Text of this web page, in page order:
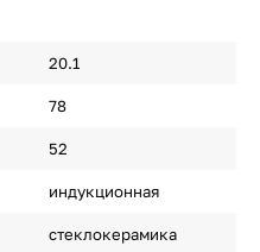
20.1
78
52
индукционная
стеклокерамика